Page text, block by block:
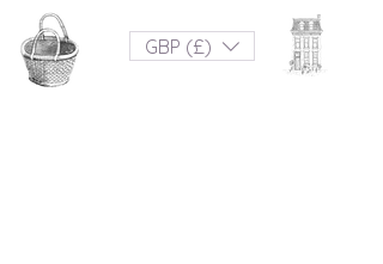
GBP (£)